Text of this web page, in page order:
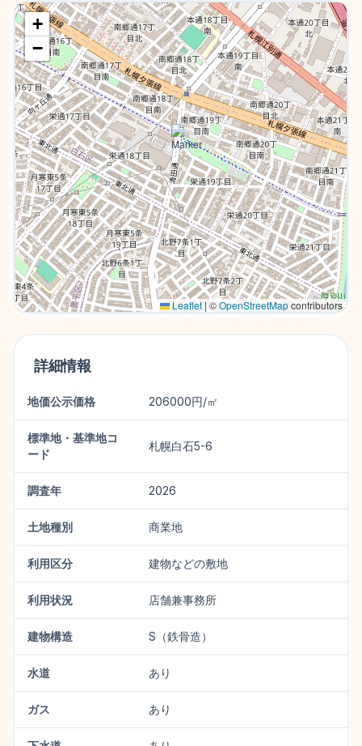
+
−
Leaflet | ©OpenStreetMapcontributors
詳細情報
地価公示価格 206000円/㎡
標準地・基準地コ
ード
札幌白石5-6
調査年 2026
土地種別 商業地
利用区分 建物などの敷地
利用状況 店舗兼事務所
建物構造 S（鉄骨造）
水道 あり
ガス あり